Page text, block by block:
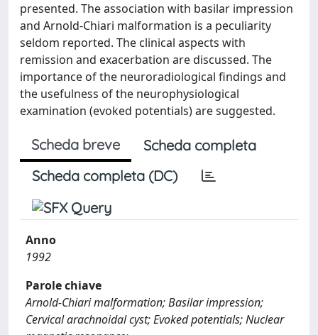
presented. The association with basilar impression
and Arnold-Chiari malformation is a peculiarity
seldom reported. The clinical aspects with
remission and exacerbation are discussed. The
importance of the neuroradiological findings and
the usefulness of the neurophysiological
examination (evoked potentials) are suggested.
Scheda breve
Scheda completa
Scheda completa (DC)
Anno
1992
Parole chiave
Arnold-Chiari malformation; Basilar impression;
Cervical arachnoidal cyst; Evoked potentials; Nuclear